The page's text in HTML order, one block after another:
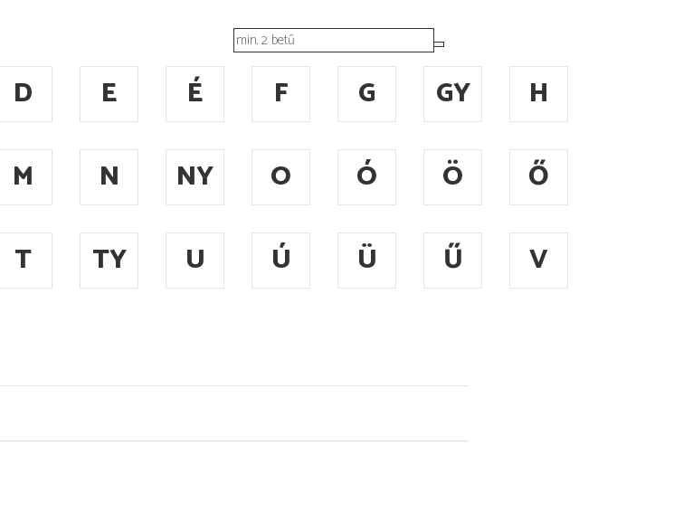
D E É F G GY
H
M N NY O Ó Ö
Ő
T TY U Ú Ü Ű
V